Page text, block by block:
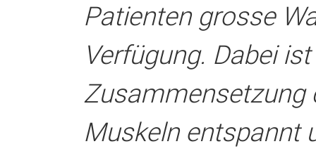
Patienten grosse
Verfügung. Dabei
Zusammensetzung
Muskeln entspannt